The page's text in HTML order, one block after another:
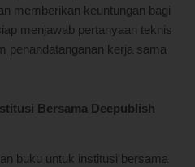
memberikan keuntungan bagi
menjawab pertanyaan teknis
penandatanganan kerja sama
Bersama Deepublish
buku untuk institusi bersama